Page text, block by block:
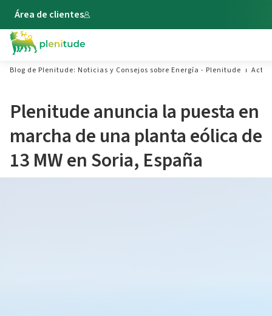
Área de clientes
Blog de Plenitude: Noticias y Consejos sobre Energía - Plenitude
Plenitude anuncia la puesta en
marcha de una planta eólica de
13 MW en Soria, España